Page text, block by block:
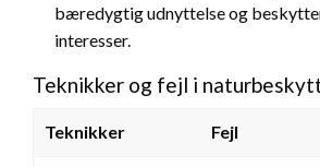
bæredygtig udnyttelse og
interesser.
Teknikker og fejl i
Teknikker Fejl